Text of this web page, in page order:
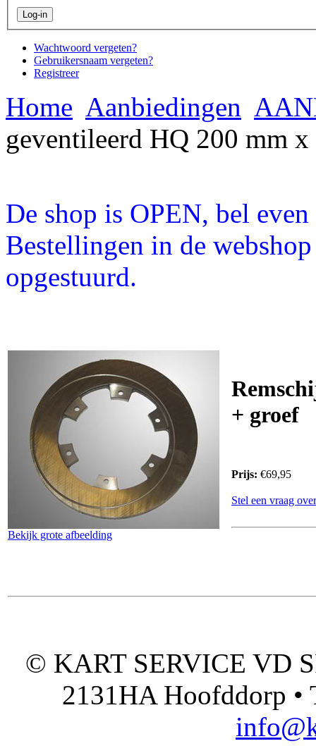
Wachtwoord vergeten?
Gebruikersnaam vergeten?
Registreer
Home Aanbiedingen
geventileerd HQ 200 mm
De shop is OPEN, bel
Bestellingen in de
opgestuurd.
Bekijk grote afbeelding
+ groef
Prijs: €69,95
Stel een vraag
© KART SERVICE VD
2131HA Hoofddorp •